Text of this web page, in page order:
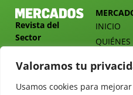
Valoramos tu
Usamos cookies para
Revista del
Sector
Hortofrutícola
Presidente
INICIO
QUIÉNES
DOSSIER
TARIFAS